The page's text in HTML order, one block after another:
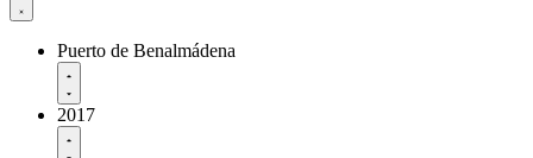
Puerto de Benalmádena
2017